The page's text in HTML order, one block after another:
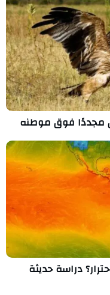
مجددًا فوق موطنه
دراسة حديثة